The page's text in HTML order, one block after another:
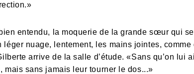
entendu, la moquerie de la grande sœur qui
léger nuage, lentement, les mains jointes,
arrive de la salle d’étude. «Sans qu’on lui
mais sans jamais leur tourner le dos...»